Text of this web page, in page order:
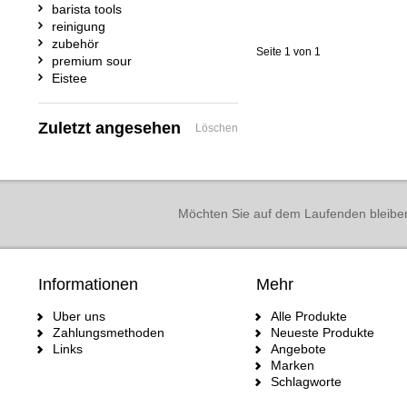
Seite 1 von 1
barista tools
reinigung
zubehör
premium sour
Eistee
Zuletzt angesehen Löschen
Möchten Sie auf dem Laufenden
Informationen
Uber uns
Zahlungsmethoden
Links
Mehr
Alle Produkte
Neueste Produkte
Angebote
Marken
Schlagworte